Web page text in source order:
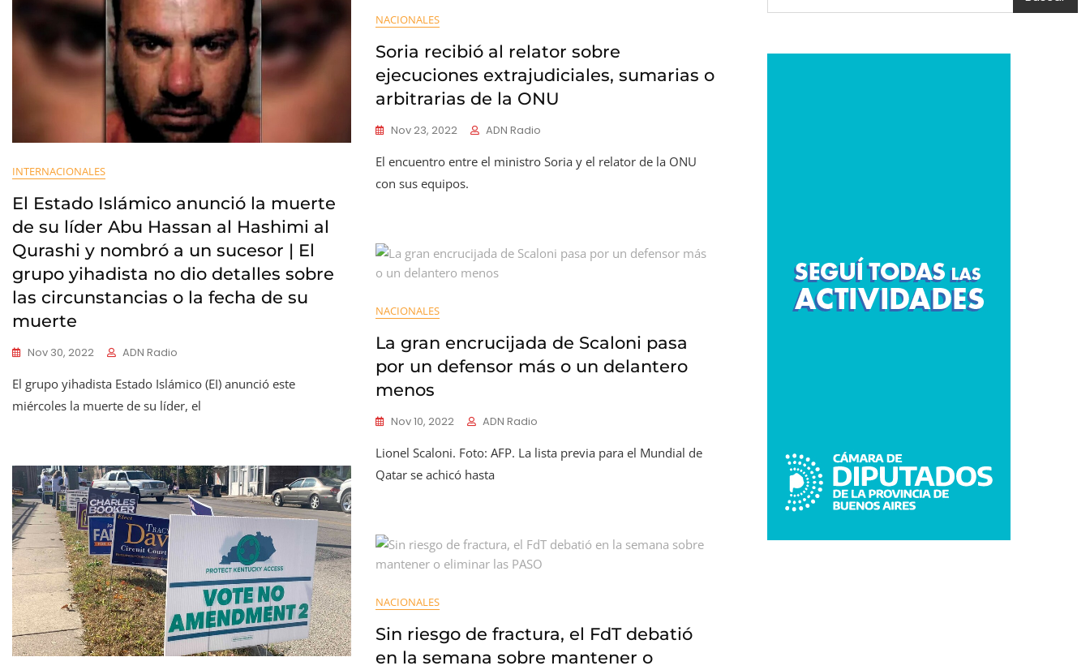
INTERNACIONALES
El Estado Islámico anunció la muerte
de su líder Abu Hassan al Hashimi al
Qurashi y nombró a un sucesor | El
grupo yihadista no dio detalles sobre
las circunstancias o la fecha de su
muerte
Nov 30, 2022 ADN Radio
El grupo yihadista Estado Islámico (EI) anunció este
miércoles la muerte de su líder, el
NACIONALES
Soria recibió al relator sobre
ejecuciones extrajudiciales, sumarias o
arbitrarias de la ONU
Nov 23, 2022 ADN Radio
El encuentro entre el ministro Soria y el relator de la ONU
con sus equipos.
NACIONALES
La gran encrucijada de Scaloni pasa
por un defensor más o un delantero
menos
Nov 10, 2022 ADN Radio
Lionel Scaloni. Foto: AFP. La lista previa para el Mundial de
Qatar se achicó hasta
NACIONALES
Sin riesgo de fractura, el FdT debatió
en la semana sobre mantener o